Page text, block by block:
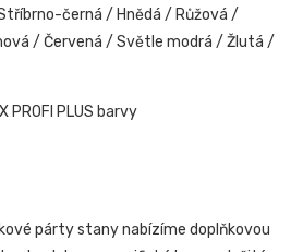
černá / Hnědá / Růžová /
/ Červená / Světle modrá / Žlutá /
párty stany nabízíme doplňkovou